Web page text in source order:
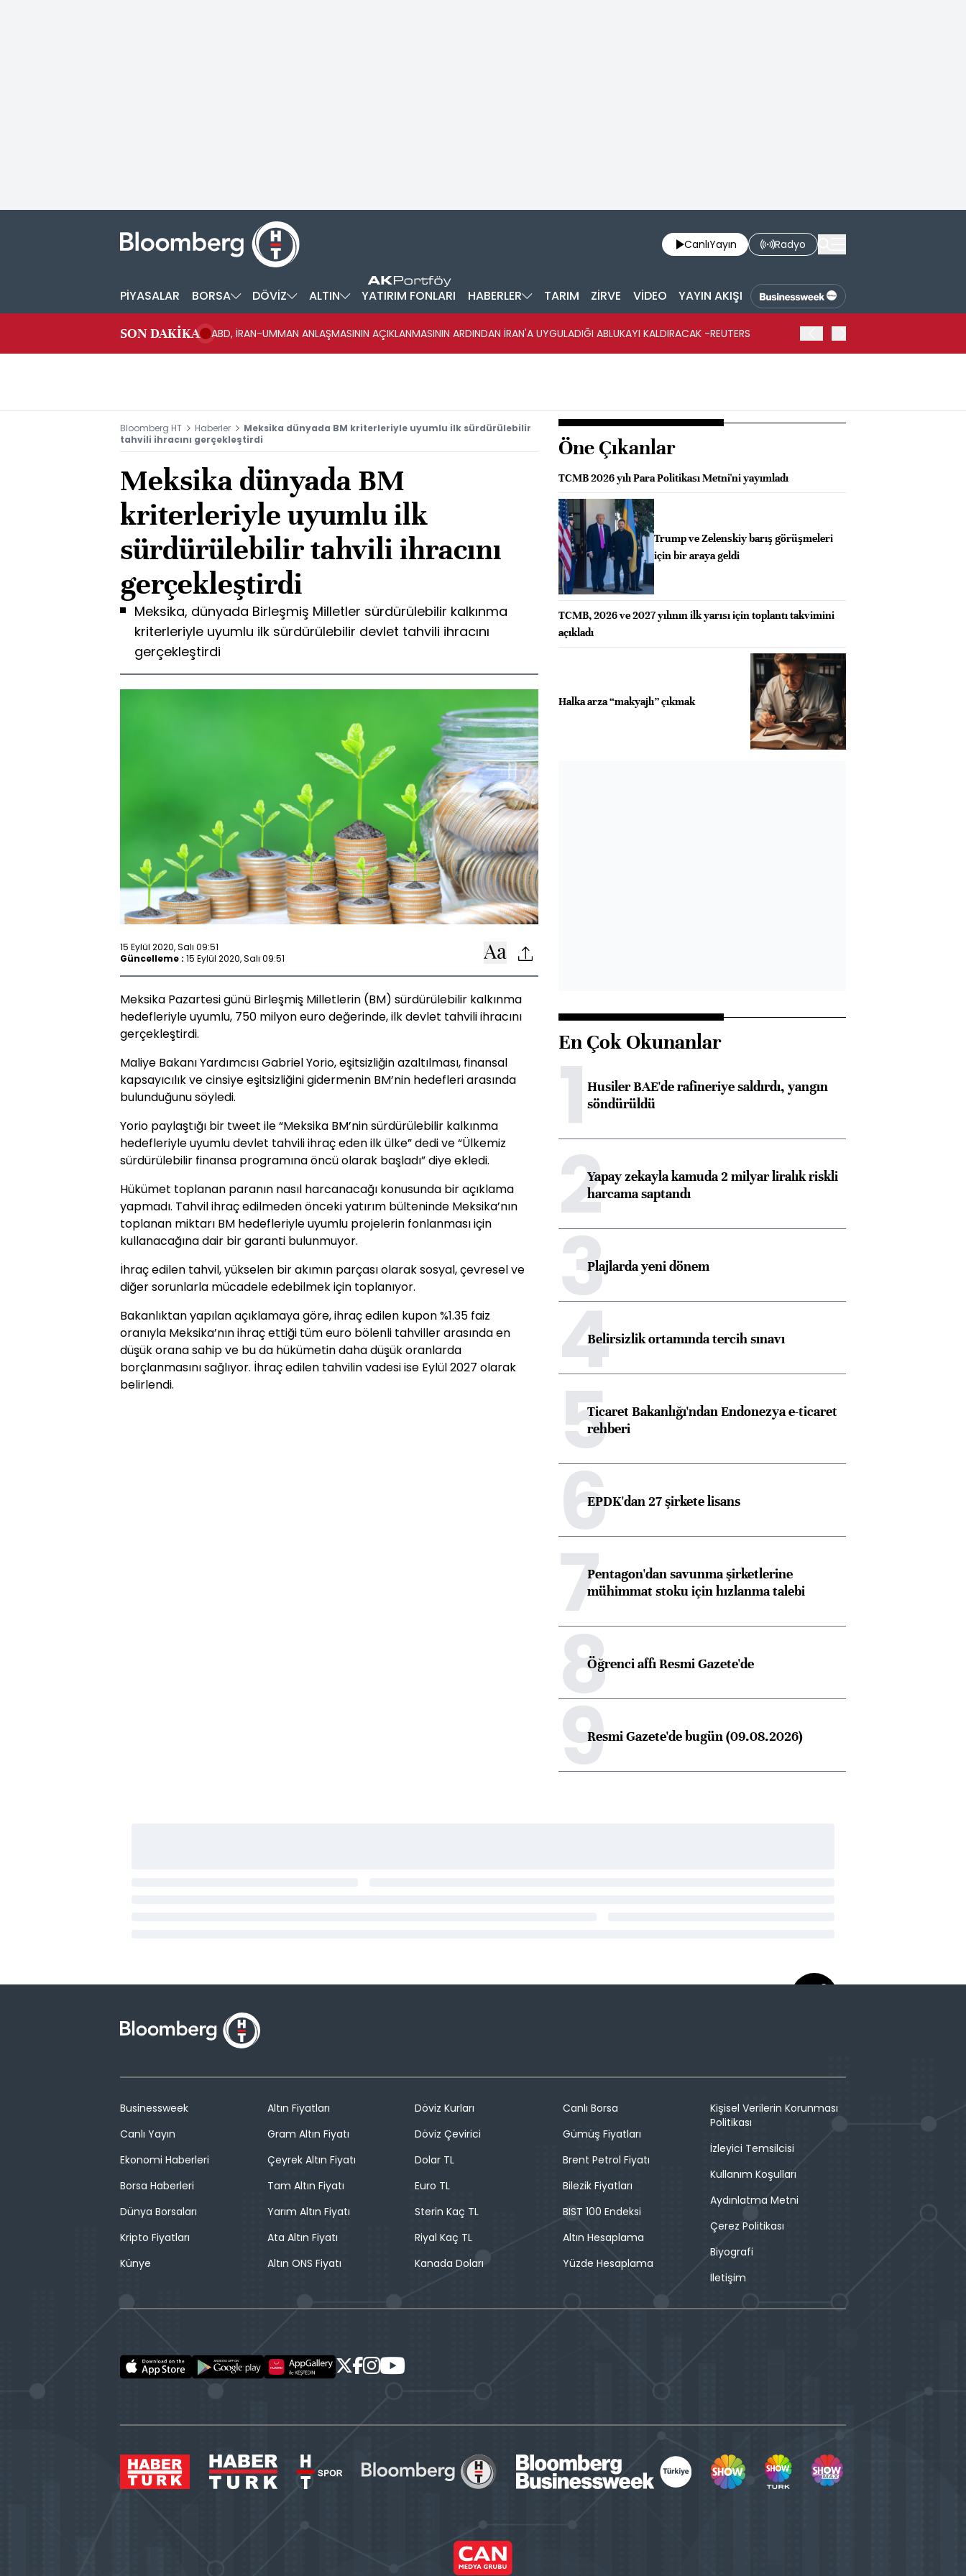
CanlıYayın Radyo
PİYASALAR BORSA DÖVİZ ALTIN YATIRIM FONLARI HABERLER TARIM ZİRVE VİDEO YAYIN AKIŞI
SON DAKİKA ABD, İRAN-UMMAN ANLAŞMASININ AÇIKLANMASININ ARDINDAN İRAN'A UYGULADIĞI ABLUKAYI KALDIRACAK -REUTERS
Bloomberg HT Haberler
Meksika dünyada BM kriterleriyle uyumlu ilk sürdürülebilir
tahvili ihracını gerçekleştirdi
Meksika dünyada BM
kriterleriyle uyumlu ilk
sürdürülebilir tahvili ihracını
gerçekleştirdi
Meksika, dünyada Birleşmiş Milletler sürdürülebilir kalkınma
kriterleriyle uyumlu ilk sürdürülebilir devlet tahvili ihracını
gerçekleştirdi
15 Eylül 2020, Salı 09:51
Güncelleme : 15 Eylül 2020, Salı 09:51
Meksika Pazartesi günü Birleşmiş Milletlerin (BM) sürdürülebilir kalkınma
hedefleriyle uyumlu, 750 milyon euro değerinde, ilk devlet tahvili ihracını
gerçekleştirdi.
Maliye Bakanı Yardımcısı Gabriel Yorio, eşitsizliğin azaltılması, finansal
kapsayıcılık ve cinsiye eşitsizliğini gidermenin BM’nin hedefleri arasında
bulunduğunu söyledi.
Yorio paylaştığı bir tweet ile “Meksika BM’nin sürdürülebilir kalkınma
hedefleriyle uyumlu devlet tahvili ihraç eden ilk ülke” dedi ve “Ülkemiz
sürdürülebilir finansa programına öncü olarak başladı” diye ekledi.
Hükümet toplanan paranın nasıl harcanacağı konusunda bir açıklama
yapmadı. Tahvil ihraç edilmeden önceki yatırım bülteninde Meksika’nın
toplanan miktarı BM hedefleriyle uyumlu projelerin fonlanması için
kullanacağına dair bir garanti bulunmuyor.
İhraç edilen tahvil, yükselen bir akımın parçası olarak sosyal, çevresel ve
diğer sorunlarla mücadele edebilmek için toplanıyor.
Bakanlıktan yapılan açıklamaya göre, ihraç edilen kupon %1.35 faiz
oranıyla Meksika’nın ihraç ettiği tüm euro bölenli tahviller arasında en
düşük orana sahip ve bu da hükümetin daha düşük oranlarda
borçlanmasını sağlıyor. İhraç edilen tahvilin vadesi ise Eylül 2027 olarak
belirlendi.
Öne Çıkanlar
TCMB 2026 yılı Para Politikası Metni'ni yayımladı
Trump ve Zelenskiy barış görüşmeleri
için bir araya geldi
TCMB, 2026 ve 2027 yılının ilk yarısı için toplantı takvimini
açıkladı
Halka arza “makyajlı” çıkmak
En Çok Okunanlar
1Husiler BAE'de rafineriye saldırdı, yangın
söndürüldü
2Yapay zekayla kamuda 2 milyar liralık riskli
harcama saptandı
3Plajlarda yeni dönem
4Belirsizlik ortamında tercih sınavı
5Ticaret Bakanlığı'ndan Endonezya e-ticaret
rehberi
6EPDK'dan 27 şirkete lisans
7Pentagon'dan savunma şirketlerine
mühimmat stoku için hızlanma talebi
8Öğrenci affı Resmi Gazete'de
9Resmi Gazete'de bugün (09.08.2026)
Businessweek
Canlı Yayın
Ekonomi Haberleri
Borsa Haberleri
Dünya Borsaları
Kripto Fiyatları
Künye
Altın Fiyatları
Gram Altın Fiyatı
Çeyrek Altın Fiyatı
Tam Altın Fiyatı
Yarım Altın Fiyatı
Ata Altın Fiyatı
Altın ONS Fiyatı
Döviz Kurları
Döviz Çevirici
Dolar TL
Euro TL
Sterin Kaç TL
Riyal Kaç TL
Kanada Doları
Canlı Borsa
Gümüş Fiyatları
Brent Petrol Fiyatı
Bilezik Fiyatları
BIST 100 Endeksi
Altın Hesaplama
Yüzde Hesaplama
Kişisel Verilerin Korunması
Politikası
İzleyici Temsilcisi
Kullanım Koşulları
Aydınlatma Metni
Çerez Politikası
Biyografi
İletişim